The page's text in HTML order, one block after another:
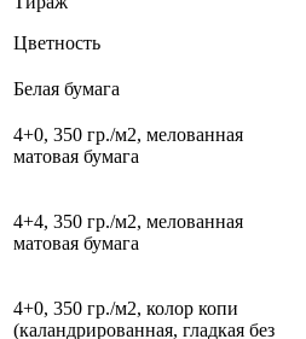
Цветность
Белая бумага
4+0, 350 гр./м2, мелованная
матовая бумага
4+4, 350 гр./м2, мелованная
матовая бумага
4+0, 350 гр./м2, колор копи
(каландрированная, гладкая без